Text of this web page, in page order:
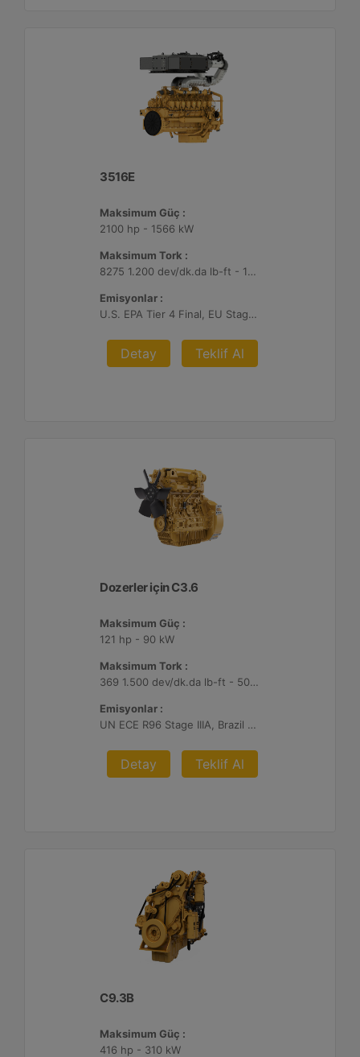
3516E
Maksimum Güç :
2100 hp - 1566 kW
Maksimum Tork :
8275 1.200 dev/dk.da lb-ft - 11220 1.200 dev/dk.da Nm
Emisyonlar :
U.S. EPA Tier 4 Final, EU Stage V
Detay Teklif Al
Dozerler için C3.6
Maksimum Güç :
121 hp - 90 kW
Maksimum Tork :
369 1.500 dev/dk.da lb-ft - 500 1.500 dev/dk.da Nm
Emisyonlar :
UN ECE R96 Stage IIIA, Brazil MAR-1
Detay Teklif Al
C9.3B
Maksimum Güç :
416 hp - 310 kW